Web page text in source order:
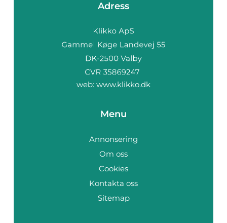
Adress
web: www.klikko.dk
Menu
Annonsering
Om oss
Cookies
Kontakta oss
Sitemap